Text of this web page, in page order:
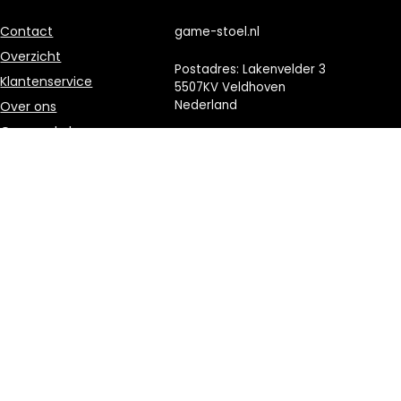
Contact
Overzicht
Klantenservice
Over ons
Onze webshops
game-stoel.nl
Postadres: Lakenvelder 3
5507KV Veldhoven
Nederland